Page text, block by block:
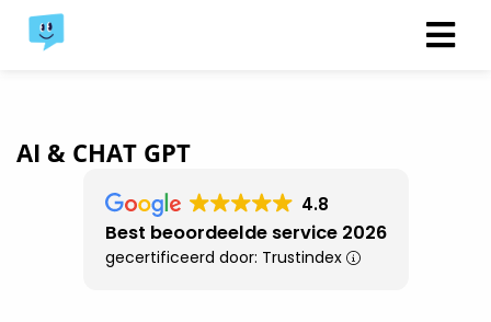
AI & CHAT GPT
4.8
Best beoordeelde service 2026
gecertificeerd door: Trustindex